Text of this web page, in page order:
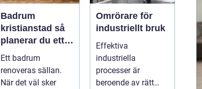
Badrum
kristianstad så
planerar du ett
tryggt och
badrumsprojekt
Ett badrum
renoveras sällan.
När det väl sker
Omrörare för
industriellt bruk
Effektiva
industriella
processer är
beroende av rätt